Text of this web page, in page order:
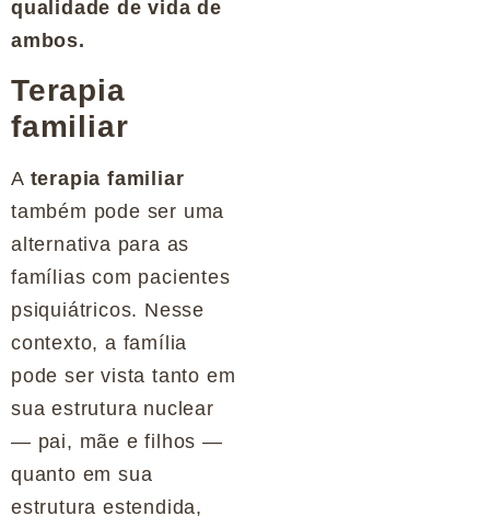
qualidade de vida de
ambos.
Terapia
familiar
A terapia familiar
também pode ser uma
alternativa para as
famílias com pacientes
psiquiátricos. Nesse
contexto, a família
pode ser vista tanto em
sua estrutura nuclear
— pai, mãe e filhos —
quanto em sua
estrutura estendida,